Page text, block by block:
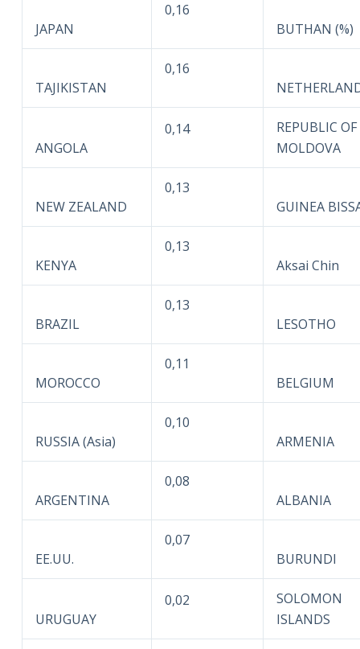
JAPAN
0,16
BUTHAN (%)
TAJIKISTAN
0,16
ANGOLA
0,14
REPUBLIC OF
MOLDOVA
NEW ZEALAND
0,13
GUINEA
KENYA
0,13
Aksai Chin
BRAZIL
0,13
LESOTHO
MOROCCO
0,11
BELGIUM
RUSSIA (Asia)
0,10
ARMENIA
ARGENTINA
0,08
ALBANIA
EE.UU.
0,07
BURUNDI
URUGUAY
0,02
SOLOMON
ISLANDS